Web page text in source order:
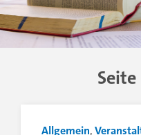
Seite
Allgemein,